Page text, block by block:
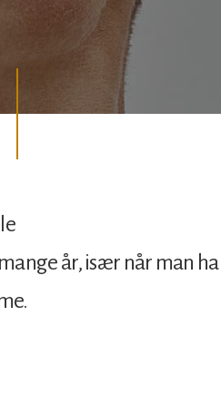
år, især når man